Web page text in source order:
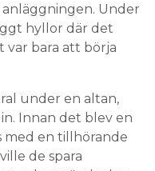
Under
hyllor där det
var bara att börja
under en altan,
Innan det blev en
en tillhörande
de spara